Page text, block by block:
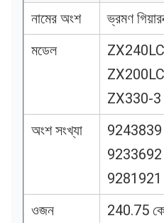
নামের অংশ
ভ্রমণ
মডেল
ZX330-
অংশ সংখ্যা
9281921
ওজন
240.75